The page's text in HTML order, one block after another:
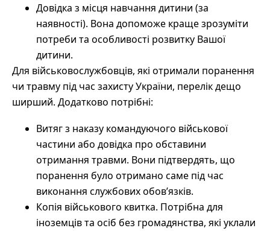
Довідка з місця навчання дитини (за
наявності). Вона допоможе краще зрозуміти
потреби та особливості розвитку Вашої
дитини.
Для військовослужбовців, які отримали поранення
чи травму під час захисту України, перелік дещо
ширший. Додатково потрібні:
Витяг з наказу командуючого військової
частини або довідка про обставини
отримання травми. Вони підтвердять, що
поранення було отримано саме під час
виконання службових обов’язків.
Копія військового квитка. Потрібна для
іноземців та осіб без громадянства, які уклали